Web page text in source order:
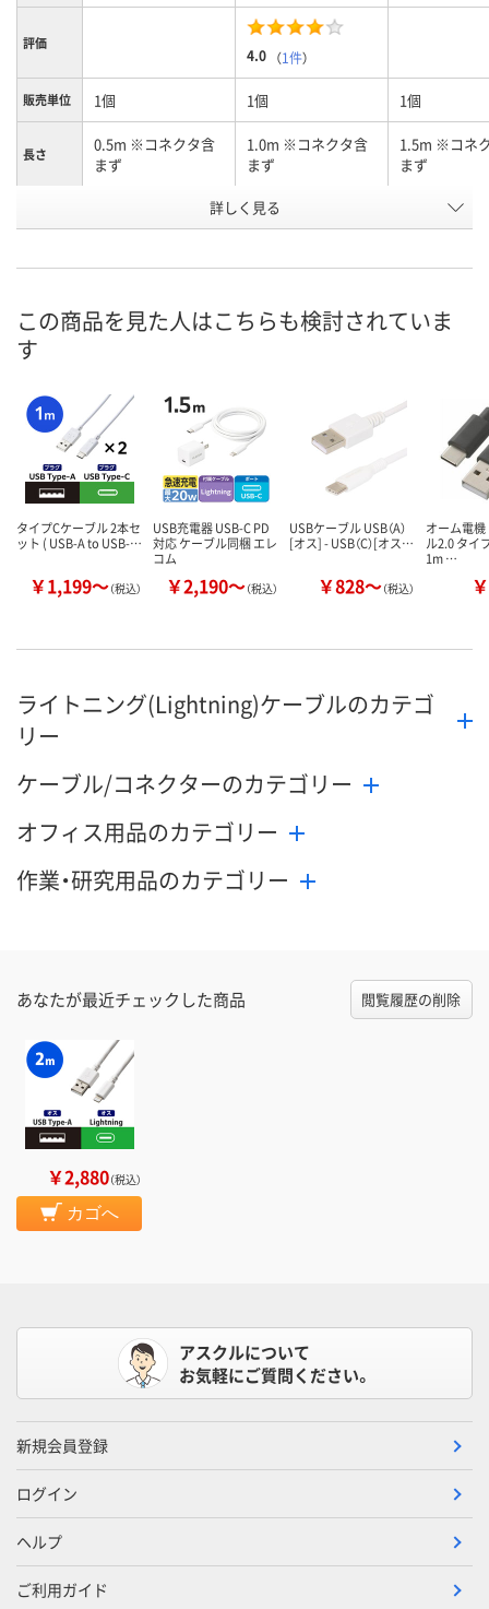
評価
4.0 （1件）
販売単位 1個 1個 1個
長さ
0.5m ※コネクタ含
まず
1.0m ※コネクタ含
まず
1.5m ※コネ
まず
X873204 X873201
8月11日（火）
カゴへ カ
詳しく見る
この商品を見た人はこちらも検討されていま
す
タイプCケーブル 2本セ
ット ( USB-A to USB-…
￥1,199～（税込）
USB充電器 USB-C PD
対応 ケーブル同梱 エレ
コム
￥2,190～（税込）
USBケーブル USB（A）
[オス] - USB（C）[オス…
￥828～（税込）
オーム電
ル2.0 タイ
1m …
ライトニング(Lightning)ケーブルのカテゴ
リー
ケーブル/コネクターのカテゴリー
オフィス用品のカテゴリー
作業・研究用品のカテゴリー
あなたが最近チェックした商品 閲覧履歴の削除
￥2,880（税込）
カゴへ
アスクルについて
お気軽にご質問ください。
新規会員登録
ログイン
ヘルプ
ご利用ガイド